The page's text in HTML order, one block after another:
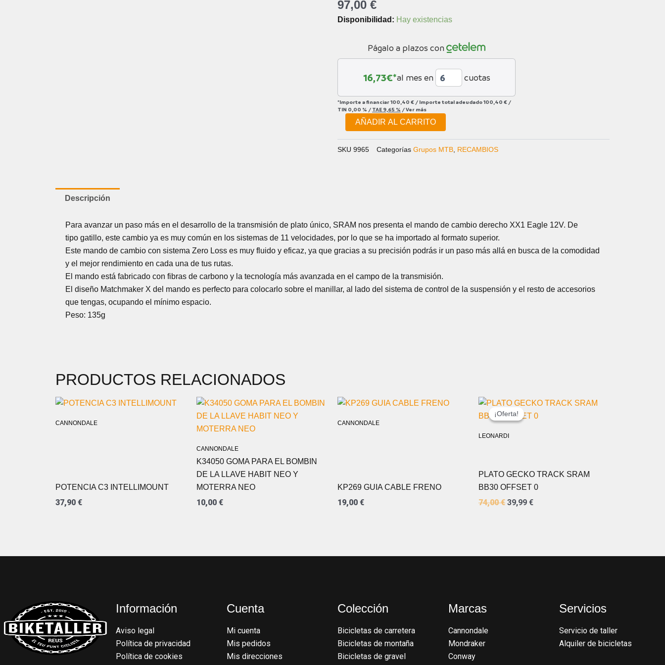
97,00 €
Disponibilidad: Hay existencias
Págalo a plazos con
16,73€*al mes en cuotas
*Importe a financiar100,40 € / Importe total adeudado100,40 € /
TIN 0,00 % / TAE 9,65 % /Ver más
PULSADOR
LUNAR
AÑADIR AL CARRITO
SKU 9965 Categorías Grupos MTB, RECAMBIOS
Descripción
Para avanzar un paso más en el desarrollo de la transmisión de plato único, SRAM nos presenta el mando de cambio derecho XX1 Eagle 12V. De
tipo gatillo, este cambio ya es muy común en los sistemas de 11 velocidades, por lo que se ha importado al formato superior.
Este mando de cambio con sistema Zero Loss es muy fluido y eficaz, ya que gracias a su precisión podrás ir un paso más allá en busca de la comodidad
y el mejor rendimiento en cada una de tus rutas.
El mando está fabricado con fibras de carbono y la tecnología más avanzada en el campo de la transmisión.
El diseño Matchmaker X del mando es perfecto para colocarlo sobre el manillar, al lado del sistema de control de la suspensión y el resto de accesorios
que tengas, ocupando el mínimo espacio.
Peso: 135g
PRODUCTOS RELACIONADOS
CANNONDALE
POTENCIA C3 INTELLIMOUNT
37,90 €
CANNONDALE
K34050 GOMA PARA EL BOMBIN
DE LA LLAVE HABIT NEO Y
MOTERRA NEO
10,00 €
CANNONDALE
KP269 GUIA CABLE FRENO
19,00 €
¡Oferta!
LEONARDI
¡Oferta!
PLATO GECKO TRACK SRAM
BB30 OFFSET 0
74,00€
EL
PRECIO
ORIGINAL
74,00 €.
39,99 €
EL
PRECIO
ACTUAL
Información
Aviso legal
Política de privacidad
Política de cookies
Cuenta
Mi cuenta
Mis pedidos
Mis direcciones
Colección
Bicicletas de carretera
Bicicletas de montaña
Bicicletas de gravel
Marcas
Cannondale
Mondraker
Conway
Servicios
Servicio de taller
Alquiler de bicicletas